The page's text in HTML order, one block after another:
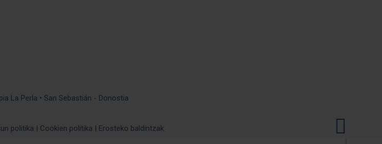
politika | Cookien politika | Erosteko baldintzak